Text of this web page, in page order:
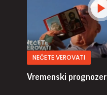
NEĆETE VEROVATI
Vremenski prognozer